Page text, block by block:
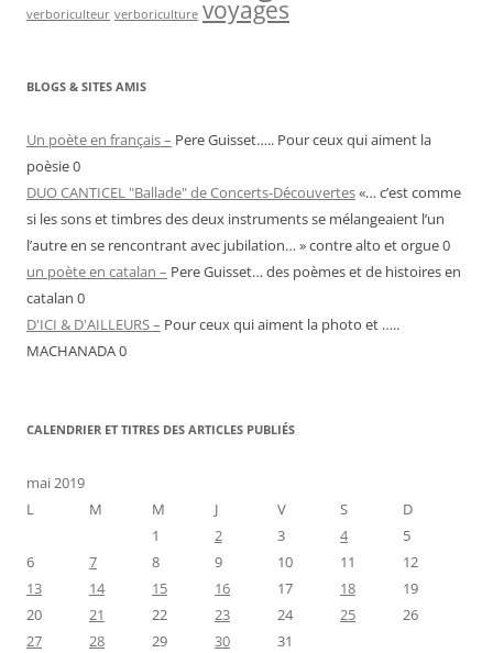
verboriculteur verboriculture voyages
BLOGS & SITES AMIS
Un poète en français – Pere Guisset….. Pour ceux qui aiment la
poèsie 0
DUO CANTICEL "Ballade" de Concerts-Découvertes«… c’est comme
si les sons et timbres des deux instruments se mélangeaient l’un
l’autre en se rencontrant avec jubilation… » contre alto et orgue 0
un poète en catalan – Pere Guisset… des poèmes et de histoires en
catalan 0
D'ICI & D'AILLEURS – Pour ceux qui aiment la photo et …..
MACHANADA 0
CALENDRIER ET TITRES DES ARTICLES PUBLIÉS
mai 2019
L
M M J V S
D
1
2 3 4
5
6
7 8 9 10 11
12
13
14 15 16 17 18
19
20
21 22 23 24 25
26
27
28 29 30
31